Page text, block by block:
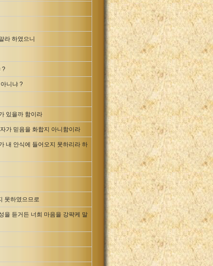
라 하였으니
?
니냐 ?
있을까 함이라
가 믿음을 화합지 아니함이라
내 안식에 들어오지 못하리라 하
못하였으므로
을 듣거든 너희 마음을 강퍅케 말